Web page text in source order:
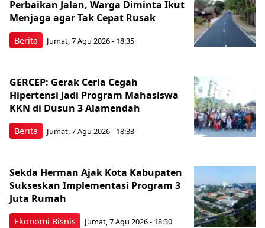
Berita
Perbaikan Jalan, Warga Diminta Ikut
Menjaga agar Tak Cepat Rusak
Jumat, 7 Agu 2026 - 18:35
Berita
GERCEP: Gerak Ceria Cegah
Hipertensi Jadi Program Mahasiswa
KKN di Dusun 3 Alamendah
Jumat, 7 Agu 2026 - 18:33
Ekonomi Bisnis
Sekda Herman Ajak Kota Kabupaten
Sukseskan Implementasi Program 3
Juta Rumah
Jumat, 7 Agu 2026 - 18:30